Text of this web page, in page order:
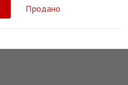
Продано